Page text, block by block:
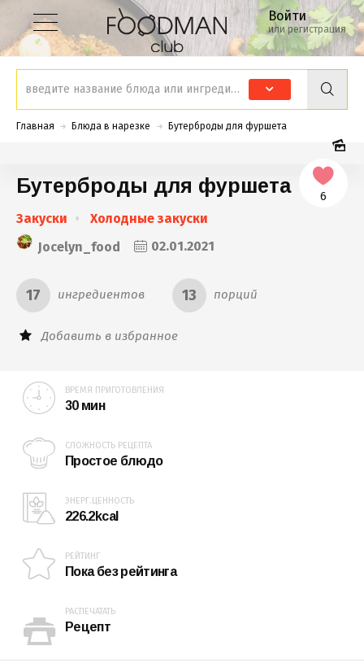
Войти
или регистрация
Главная Блюда в нарезке Бутерброды для фуршета
Бутерброды для фуршета
Закуски
Холодные закуски
Jocelyn_food
02.01.2021
17 ингредиентов 13 порций
Добавить в избранное
6
ВРЕМЯ ПРИГОТОВЛЕНИЯ
30 мин
СЛОЖНОСТЬ РЕЦЕПТА
Простое блюдо
ЭНЕРГ.ЦЕННОСТЬ
226.2kcal
РЕЙТИНГ
Пока без рейтинга
РАСПЕЧАТАТЬ
Рецепт